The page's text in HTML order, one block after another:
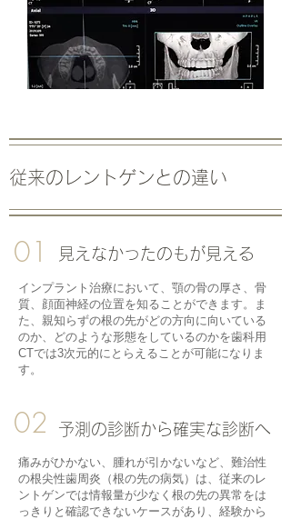
従来のレントゲンとの違い
01 見えなかったのもが見える
インプラント治療において、顎の骨の厚さ、骨
質、顔面神経の位置を知ることができます。ま
た、親知らずの根の先がどの方向に向いている
のか、どのような形態をしているのかを歯科用
CTでは3次元的にとらえることが可能になりま
す。
02 予測の診断から確実な診断へ
痛みがひかない、腫れが引かないなど、難治性
の根尖性歯周炎（根の先の病気）は、従来のレ
ントゲンでは情報量が少なく根の先の異常をは
っきりと確認できないケースがあり、経験から